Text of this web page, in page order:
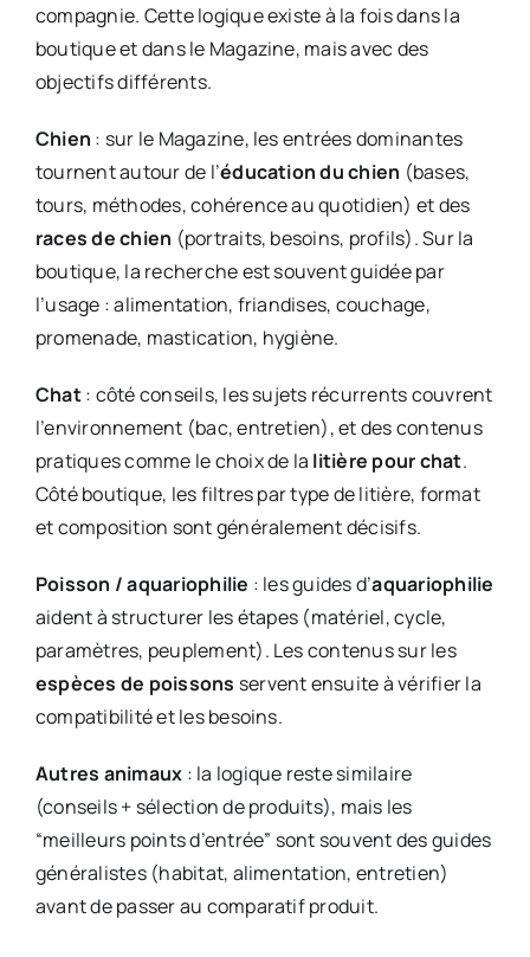
compagnie. Cette logique existe à la fois dans la
boutique et dans le Magazine, mais avec des
objectifs différents.
Chien : sur le Magazine, les entrées dominantes
tournent autour de l’éducation du chien (bases,
tours, méthodes, cohérence au quotidien) et des
races de chien (portraits, besoins, profils). Sur la
boutique, la recherche est souvent guidée par
l’usage : alimentation, friandises, couchage,
promenade, mastication, hygiène.
Chat: côté conseils, les sujets récurrents couvrent
l’environnement (bac, entretien), et des contenus
pratiques comme le choix de la litière pour chat.
Côté boutique, les filtres par type de litière, format
et composition sont généralement décisifs.
Poisson / aquariophilie : les guides d’aquariophilie
aident à structurer les étapes (matériel, cycle,
paramètres, peuplement). Les contenus sur les
espèces de poissons servent ensuite à vérifier la
compatibilité et les besoins.
Autres animaux : la logique reste similaire
(conseils + sélection de produits), mais les
“meilleurs points d’entrée” sont souvent des guides
généralistes (habitat, alimentation, entretien)
avant de passer au comparatif produit.